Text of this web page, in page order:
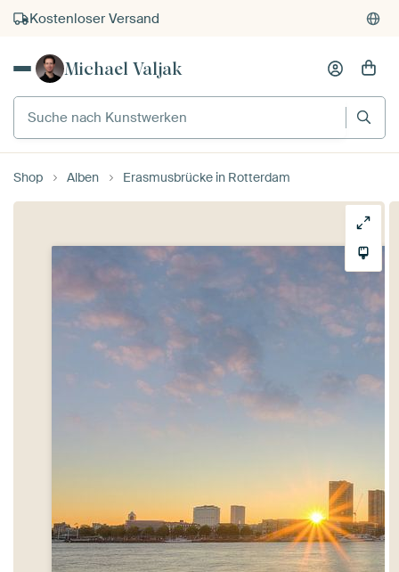
Kostenloser Versand
Kauf auf Rechnung
Michael Valjak
Suche nach Kunstwerken
Shop Alben Erasmusbrücke in Rotterdam